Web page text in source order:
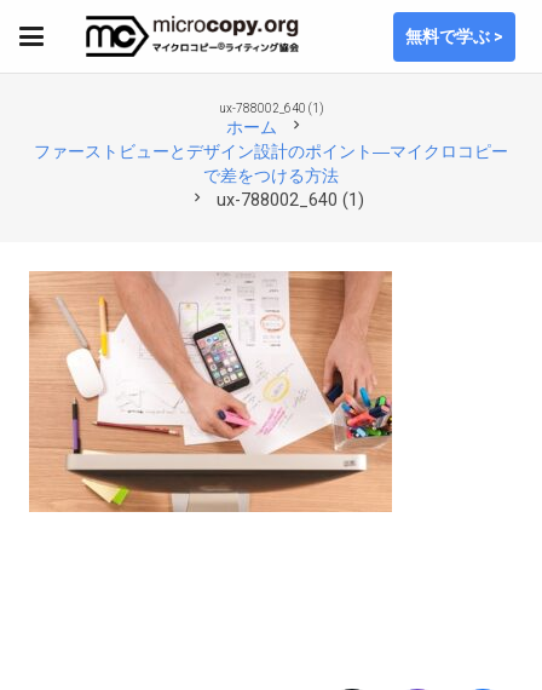
無料で学ぶ >
ux-788002_640 (1)
ホーム chevron_right
ファーストビューとデザイン設計のポイント―マイクロコピー
で差をつける方法
chevron_right ux-788002_640 (1)